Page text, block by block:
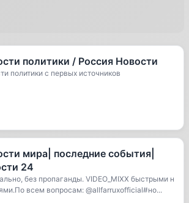
политики / Россия Новости
политики с первых источников
мира| последние события|
24
без пропаганды. VIDEO_MIXX быстрыми н
всем вопросам: @allfarruxofficial#но...